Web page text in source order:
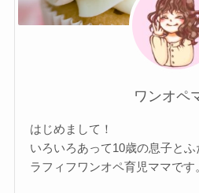
ワンオペ
はじめまして！
いろいろあって10歳の息子と
ラフィフワンオペ育児ママです